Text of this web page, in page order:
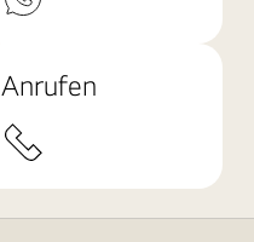
Anrufen